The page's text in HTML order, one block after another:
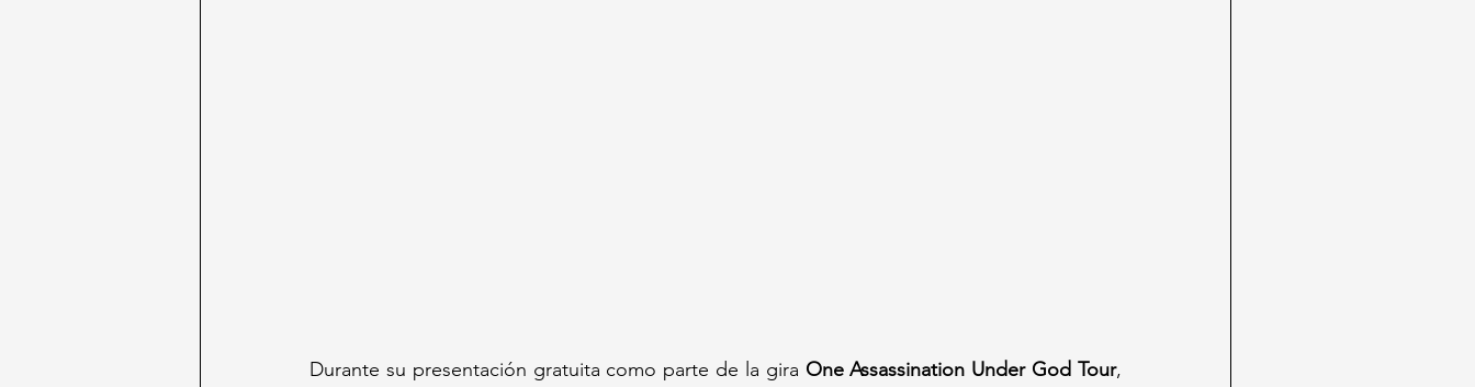
Durante su presentación gratuita como parte de la gira One Assassination Under God Tour,